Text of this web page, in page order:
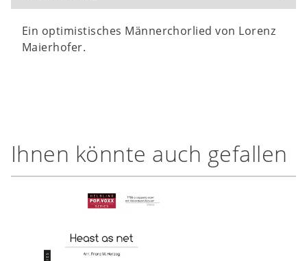
Ein optimistisches Männerchorlied von Lorenz
Maierhofer.
Ihnen könnte auch gefallen